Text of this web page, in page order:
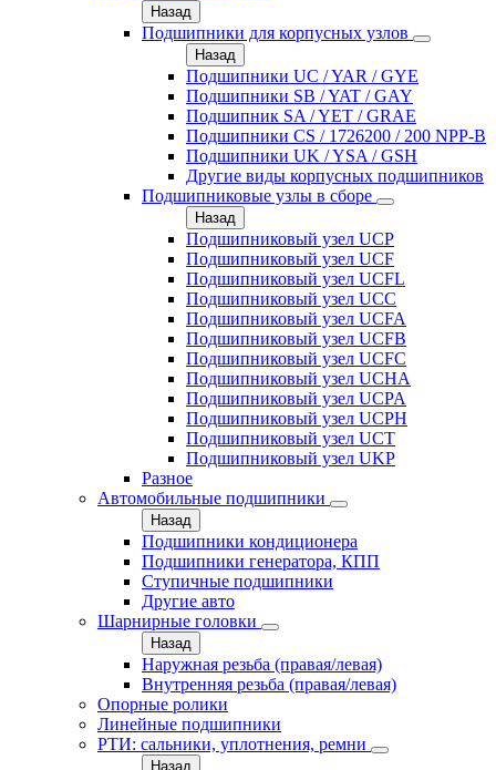
Назад
Подшипники для корпусных узлов
Назад
Подшипники UC / YAR / GYE
Подшипники SB / YAT / GAY
Подшипник SA / YET / GRAE
Подшипники CS / 1726200 / 200 NPP-B
Подшипники UK / YSA / GSH
Другие виды корпусных подшипников
Подшипниковые узлы в сборе
Назад
Подшипниковый узел UCP
Подшипниковый узел UCF
Подшипниковый узел UCFL
Подшипниковый узел UCC
Подшипниковый узел UCFA
Подшипниковый узел UCFB
Подшипниковый узел UCFC
Подшипниковый узел UCHA
Подшипниковый узел UCPA
Подшипниковый узел UCPH
Подшипниковый узел UCT
Подшипниковый узел UKP
Разное
Автомобильные подшипники
Назад
Подшипники кондиционера
Подшипники генератора, КПП
Ступичные подшипники
Другие авто
Шарнирные головки
Назад
Наружная резьба (правая/левая)
Внутренняя резьба (правая/левая)
Опорные ролики
Линейные подшипники
РТИ: сальники, уплотнения, ремни
Назад